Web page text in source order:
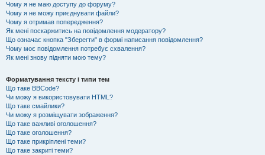
Чому я не маю доступу до форуму?
Чому я не можу приєднувати файли?
Чому я отримав попередження?
Як мені поскаржитись на повідомлення модератору?
Що означає кнопка "Зберегти" в формі написання повідомлення?
Чому моє повідомлення потребує схвалення?
Як мені знову підняти мою тему?
Форматування тексту і типи тем
Що таке BBCode?
Чи можу я використовувати HTML?
Що таке смайлики?
Чи можу я розміщувати зображення?
Що таке важливі оголошення?
Що таке оголошення?
Що таке прикріплені теми?
Що таке закриті теми?